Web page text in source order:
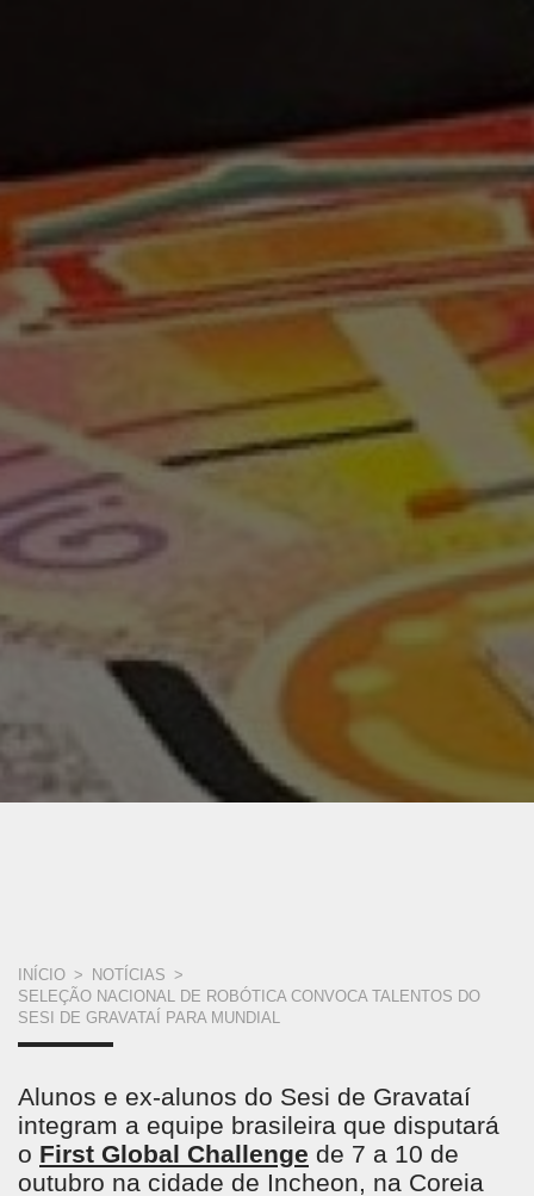
VOCÊ
ESTÁ
INÍCIO > NOTÍCIAS >
SELEÇÃO NACIONAL DE ROBÓTICA CONVOCA TALENTOS DO
SESI DE GRAVATAÍ PARA MUNDIAL
Alunos e ex-alunos do Sesi de Gravataí
integram a equipe brasileira que disputará
o First Global Challenge de 7 a 10 de
outubro na cidade de Incheon, na Coreia